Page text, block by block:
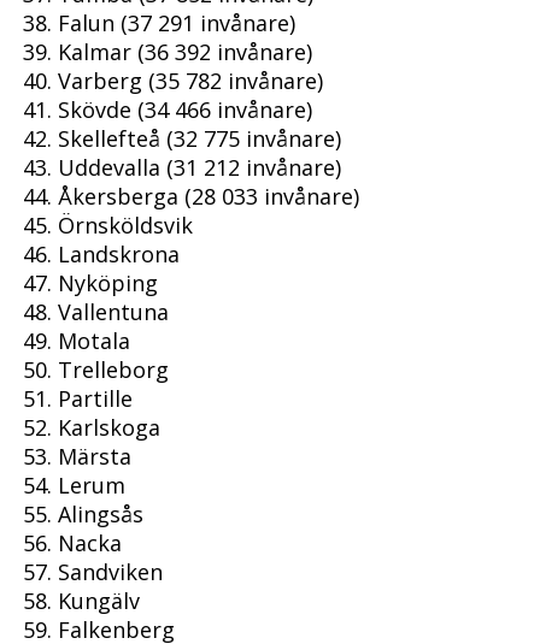
Falun (37 291 invånare)
Kalmar (36 392 invånare)
Varberg (35 782 invånare)
Skövde (34 466 invånare)
Skellefteå (32 775 invånare)
Uddevalla (31 212 invånare)
Åkersberga (28 033 invånare)
Örnsköldsvik
Landskrona
Nyköping
Vallentuna
Motala
Trelleborg
Partille
Karlskoga
Märsta
Lerum
Alingsås
Nacka
Sandviken
Kungälv
Falkenberg